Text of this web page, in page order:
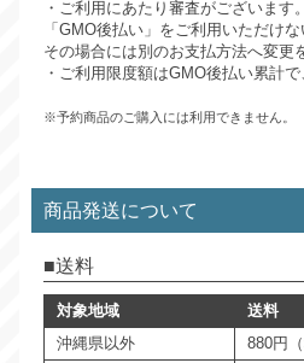
・ご利用にあたり審査がございます
「GMO後払い」をご利用いただけ
その場合には別のお支払方法へ変更
・ご利用限度額はGMO後払い累計
※予約商品のご購入には利用できません。
商品発送について
送料
対象地域
送料
沖縄県以外
880円（